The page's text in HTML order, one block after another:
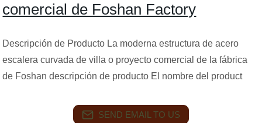
comercial de Foshan Factory
Descripción de Producto La moderna estructura de acero
escalera curvada de villa o proyecto comercial de la fábrica
de Foshan descripción de producto El nombre del product
SEND EMAIL TO US